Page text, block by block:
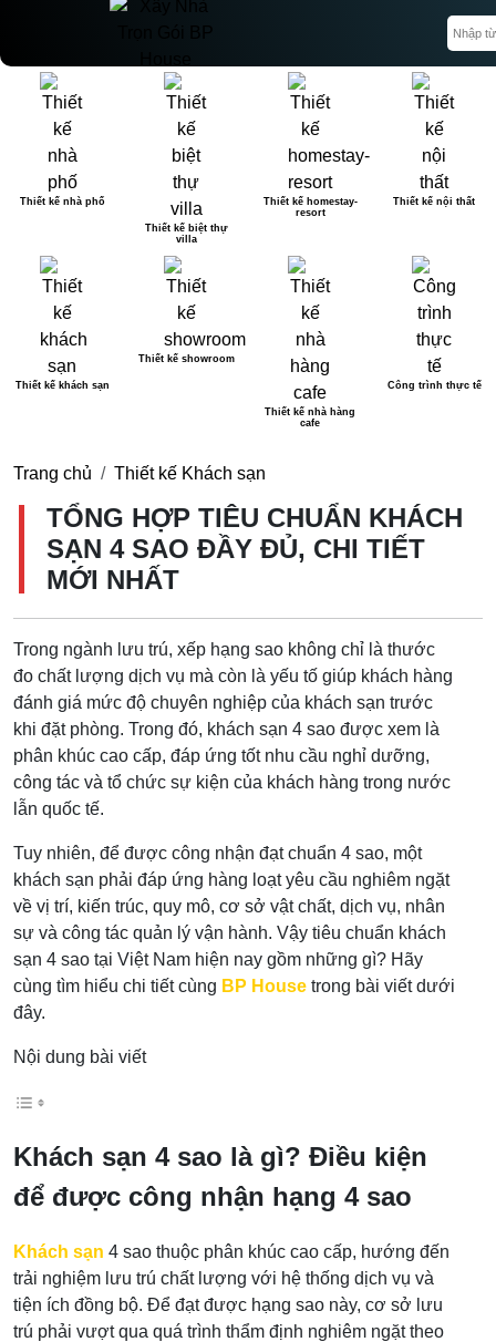
Thiết kế nhà phố
Thiết kế biệt thự
villa
Thiết kế homestay-
resort
Thiết kế nội thất
Thiết kế khách sạn
Thiết kế showroom
Thiết kế nhà hàng
cafe
Công trình thực tế
Trang chủ Thiết kế Khách sạn
TỔNG HỢP TIÊU CHUẨN KHÁCH
SẠN 4 SAO ĐẦY ĐỦ, CHI TIẾT
MỚI NHẤT
Trong ngành lưu trú, xếp hạng sao không chỉ là thước
đo chất lượng dịch vụ mà còn là yếu tố giúp khách hàng
đánh giá mức độ chuyên nghiệp của khách sạn trước
khi đặt phòng. Trong đó, khách sạn 4 sao được xem là
phân khúc cao cấp, đáp ứng tốt nhu cầu nghỉ dưỡng,
công tác và tổ chức sự kiện của khách hàng trong nước
lẫn quốc tế.
Tuy nhiên, để được công nhận đạt chuẩn 4 sao, một
khách sạn phải đáp ứng hàng loạt yêu cầu nghiêm ngặt
về vị trí, kiến trúc, quy mô, cơ sở vật chất, dịch vụ, nhân
sự và công tác quản lý vận hành. Vậy tiêu chuẩn khách
sạn 4 sao tại Việt Nam hiện nay gồm những gì? Hãy
cùng tìm hiểu chi tiết cùng BP House trong bài viết dưới
đây.
Nội dung bài viết
Khách sạn 4 sao là gì? Điều kiện
để được công nhận hạng 4 sao
Khách sạn 4 sao thuộc phân khúc cao cấp, hướng đến
trải nghiệm lưu trú chất lượng với hệ thống dịch vụ và
tiện ích đồng bộ. Để đạt được hạng sao này, cơ sở lưu
trú phải vượt qua quá trình thẩm định nghiêm ngặt theo